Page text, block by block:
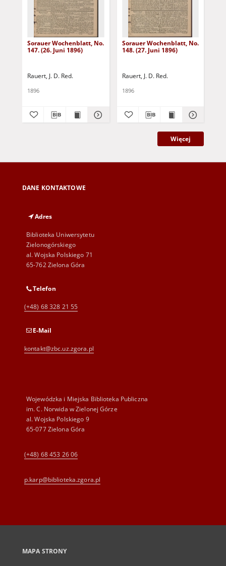
Sorauer Wochenblatt, No.
147. (26. Juni 1896)
Rauert, J. D. Red.
1896
Sorauer Wochenblatt, No.
148. (27. Juni 1896)
Rauert, J. D. Red.
1896
Więcej
DANE KONTAKTOWE
Adres
Biblioteka Uniwersytetu
Zielonogórskiego
al. Wojska Polskiego 71
65-762 Zielona Góra
Telefon
(+48) 68 328 21 55
E-Mail
kontakt@zbc.uz.zgora.pl
Wojewódzka i Miejska Biblioteka Publiczna
im. C. Norwida w Zielonej Górze
al. Wojska Polskiego 9
65-077 Zielona Góra
(+48) 68 453 26 06
p.karp@biblioteka.zgora.pl
MAPA STRONY